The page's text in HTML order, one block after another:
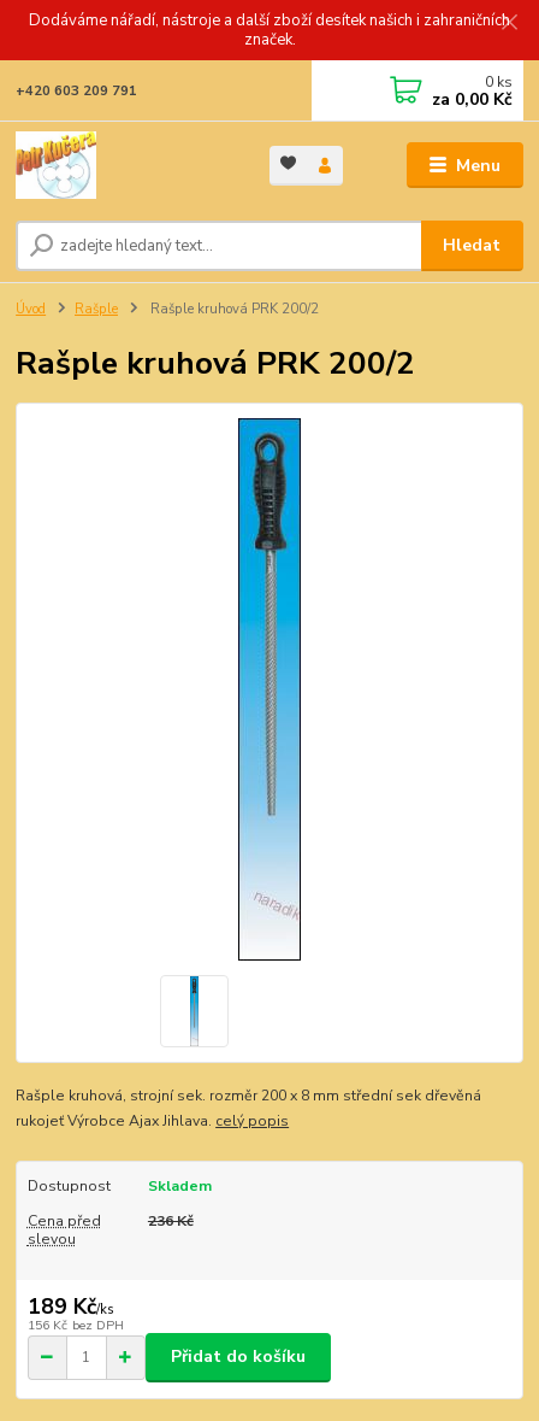
Dodáváme nářadí, nástroje a další zboží desítek našich i zahraničních
značek.
Menu
Hledat
+420 603 209 791 0 ks
za 0,00 Kč
Úvod Rašple Rašple kruhová PRK 200/2
Rašple kruhová PRK 200/2
Rašple kruhová, strojní sek. rozměr 200 x 8 mm střední sek dřevěná
rukojeť Výrobce Ajax Jihlava. celý popis
Dostupnost
Skladem
Cena před
slevou
236 Kč
189 Kč/ks
156 Kč bez DPH
Přidat do košíku